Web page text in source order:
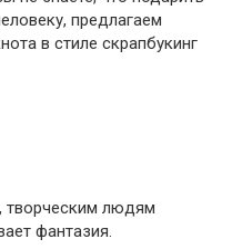
предлагаем
в стиле скрапбукинг
творческим людям
фантазия.